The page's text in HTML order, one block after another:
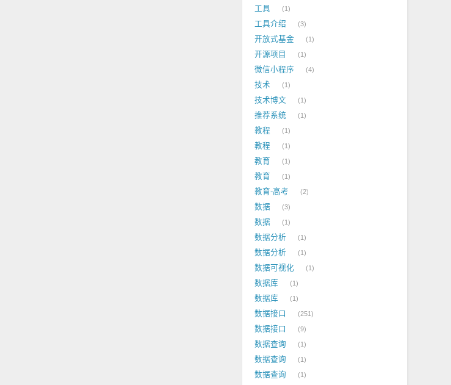
工具 1
工具介绍 3
开放式基金 1
开源项目 1
微信小程序 4
技术 1
技术博文 1
推荐系统 1
教程 1
教程 1
教育 1
教育 1
教育-高考 2
数据 3
数据 1
数据分析 1
数据分析 1
数据可视化 1
数据库 1
数据库 1
数据接口 251
数据接口 9
数据查询 1
数据查询 1
数据查询 1